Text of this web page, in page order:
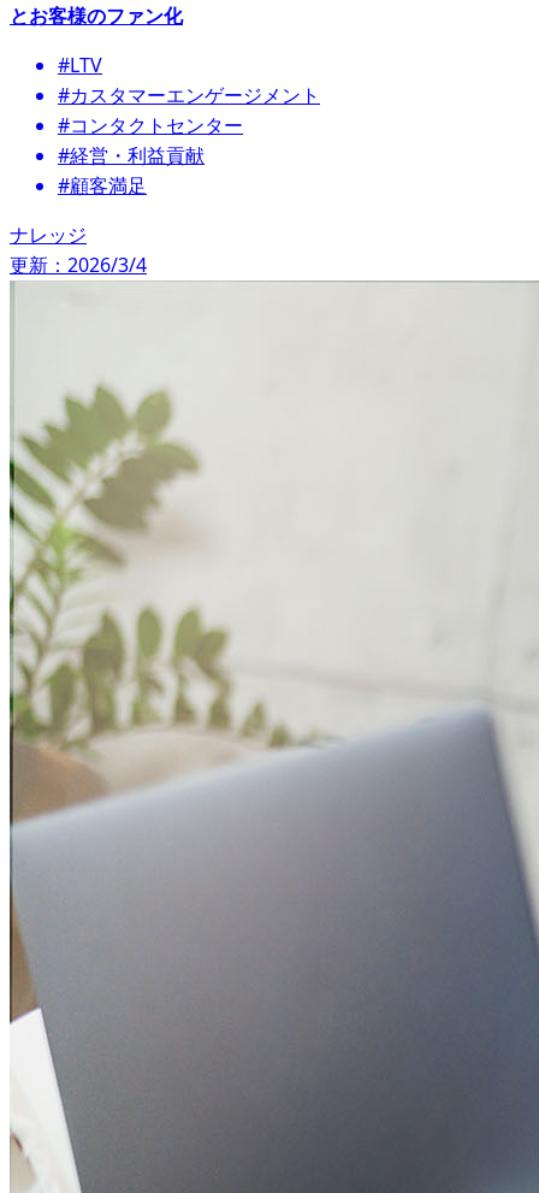
とお客様のファン化
#LTV
#カスタマーエンゲージメント
#コンタクトセンター
#経営・利益貢献
#顧客満足
ナレッジ
更新：2026/3/4